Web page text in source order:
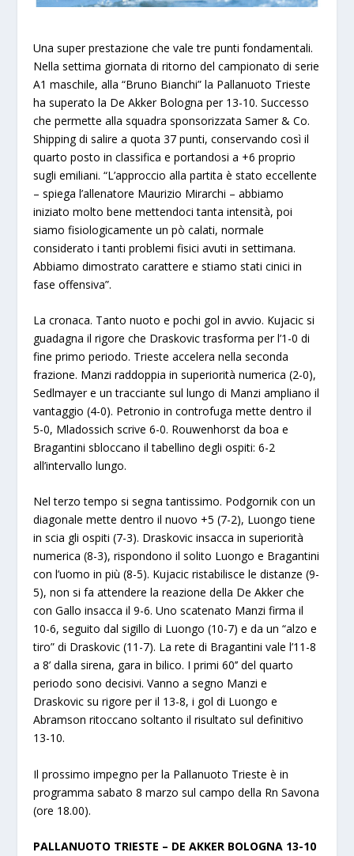
Una super prestazione che vale tre punti fondamentali.
Nella settima giornata di ritorno del campionato di serie
A1 maschile, alla “Bruno Bianchi” la Pallanuoto Trieste
ha superato la De Akker Bologna per 13-10. Successo
che permette alla squadra sponsorizzata Samer & Co.
Shipping di salire a quota 37 punti, conservando così il
quarto posto in classifica e portandosi a +6 proprio
sugli emiliani. “L’approccio alla partita è stato eccellente
– spiega l’allenatore Maurizio Mirarchi – abbiamo
iniziato molto bene mettendoci tanta intensità, poi
siamo fisiologicamente un pò calati, normale
considerato i tanti problemi fisici avuti in settimana.
Abbiamo dimostrato carattere e stiamo stati cinici in
fase offensiva”.
La cronaca. Tanto nuoto e pochi gol in avvio. Kujacic si
guadagna il rigore che Draskovic trasforma per l’1-0 di
fine primo periodo. Trieste accelera nella seconda
frazione. Manzi raddoppia in superiorità numerica (2-0),
Sedlmayer e un tracciante sul lungo di Manzi ampliano il
vantaggio (4-0). Petronio in controfuga mette dentro il
5-0, Mladossich scrive 6-0. Rouwenhorst da boa e
Bragantini sbloccano il tabellino degli ospiti: 6-2
all’intervallo lungo.
Nel terzo tempo si segna tantissimo. Podgornik con un
diagonale mette dentro il nuovo +5 (7-2), Luongo tiene
in scia gli ospiti (7-3). Draskovic insacca in superiorità
numerica (8-3), rispondono il solito Luongo e Bragantini
con l’uomo in più (8-5). Kujacic ristabilisce le distanze (9-
5), non si fa attendere la reazione della De Akker che
con Gallo insacca il 9-6. Uno scatenato Manzi firma il
10-6, seguito dal sigillo di Luongo (10-7) e da un “alzo e
tiro” di Draskovic (11-7). La rete di Bragantini vale l’11-8
a 8’ dalla sirena, gara in bilico. I primi 60’’ del quarto
periodo sono decisivi. Vanno a segno Manzi e
Draskovic su rigore per il 13-8, i gol di Luongo e
Abramson ritoccano soltanto il risultato sul definitivo
13-10.
Il prossimo impegno per la Pallanuoto Trieste è in
programma sabato 8 marzo sul campo della Rn Savona
(ore 18.00).
PALLANUOTO TRIESTE – DE AKKER BOLOGNA 13-10